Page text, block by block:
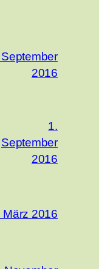
2016
1.
September
2016
März 2016